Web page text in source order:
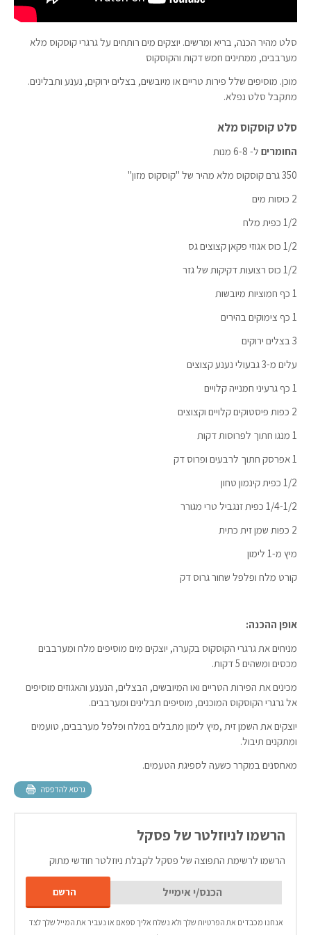
סלט מהיר הכנה, בריא ומרשים. יוצקים מים רותחים על גרגרי קוסקוס מלא
מערבבים, ממתינים חמש דקות והקוסקוס
מוכן. מוסיפים שלל פירות טריים או מיובשים, בצלים ירוקים, נענע ותבלינים.
מתקבל סלט נפלא.
סלט קוסקוס מלא
החומרים ל- 6-8 מנות
350 גרם קוסקוס מלא מהיר של "קוסקוס מזון"
2 כוסות מים
1/2 כפית מלח
1/2 כוס אגוזי פקאן קצוצים גס
1/2 כוס רצועות דקיקות של גזר
1 כף חמוציות מיובשות
1 כף צימוקים בהירים
3 בצלים ירוקים
עלים מ-3 גבעולי נענע קצוצים
1 כף גרעיני חמנייה קלויים
2 כפות פיסטוקים קלויים וקצוצים
1 מנגו חתוך לפרוסות דקות
1 אפרסק חתוך לרבעים ופרוס דק
1/2 כפית קינמון טחון
1/4-1/2 כפית זנגביל טרי מגורר
2 כפות שמן זית כתית
מיץ מ-1 לימון
קורט מלח ופלפל שחור גרוס דק
אופן ההכנה:
מניחים את גרגרי הקוסקוס בקערה, יוצקים מים מוסיפים מלח ומערבבים
מכסים ומשהים 5 דקות.
מכינים את הפירות הטריים ואו המיובשים, הבצלים, הנענע והאגוזים מוסיפים
אל גרגרי הקוסקוס המוכנים, מוסיפים תבלינים ומערבבים.
יוצקים את השמן זית ,מיץ לימון מתבלים במלח ופלפל מערבבים, טועמים
ומתקנים תיבול.
מאחסנים במקרר כשעה לספיגת הטעמים.
הרשמו לניוזלטר של פסקל
הרשמו לרשימת התפוצה של פסקל לקבלת ניוזלטר חודשי מתוק
אנחנו מכבדים את הפרטיות שלך ולא נשלח אליך ספאם או נעביר את המייל שלך לצד